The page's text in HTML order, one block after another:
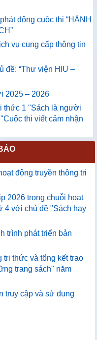
động cuộc thi “HÀNH
vụ cung cấp thông tin
đề: “Thư viện HIU –
2025 – 2026
thức 1 "Sách là người
thi viết cảm nhận
động truyền thông tri
2026 trong chuỗi hoạt
4 với chủ đề "Sách hay
trình phát triển bản
thức và tổng kết trao
trang sách" năm
truy cập và sử dụng